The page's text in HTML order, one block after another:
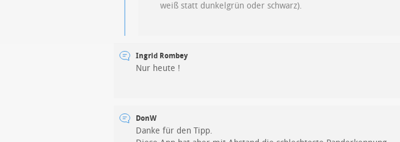
weiß statt dunkelgrün oder schwarz).
Ingrid Rombey
Nur heute !
DonW
Danke für den Tipp.